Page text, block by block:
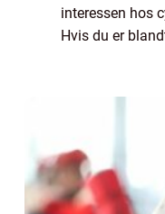
interessen hos
Hvis du er